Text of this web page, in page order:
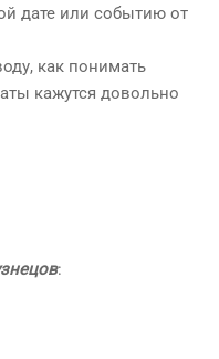
дате или событию от
как понимать
кажутся довольно
: